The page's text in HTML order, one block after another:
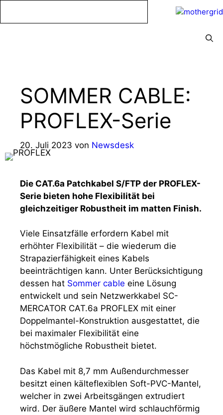
SOMMER CABLE:
PROFLEX-Serie
20. Juli 2023 von Newsdesk
Die CAT.6a Patchkabel S/FTP der PROFLEX-
Serie bieten hohe Flexibilität bei
gleichzeitiger Robustheit im matten Finish.
Viele Einsatzfälle erfordern Kabel mit
erhöhter Flexibilität – die wiederum die
Strapazierfähigkeit eines Kabels
beeinträchtigen kann. Unter Berücksichtigung
dessen hat Sommer cable eine Lösung
entwickelt und sein Netzwerkkabel SC-
MERCATOR CAT.6a PROFLEX mit einer
Doppelmantel-Konstruktion ausgestattet, die
bei maximaler Flexibilität eine
höchstmögliche Robustheit bietet.
Das Kabel mit 8,7 mm Außendurchmesser
besitzt einen kälteflexiblen Soft-PVC-Mantel,
welcher in zwei Arbeitsgängen extrudiert
wird. Der äußere Mantel wird schlauchförmig